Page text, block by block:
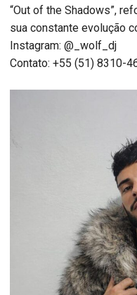
“Out of the Shadows”,
sua constante evolução
Instagram: @_wolf_dj
Contato: +55 (51) 8310-